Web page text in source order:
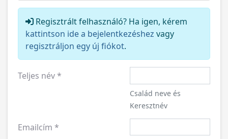
Regisztrált felhasználó? Ha igen, kérem
kattintson ide a bejelentkezéshez vagy
regisztráljon egy új fiókot.
Teljes név*
Család neve és
Keresztnév
Emailcím *